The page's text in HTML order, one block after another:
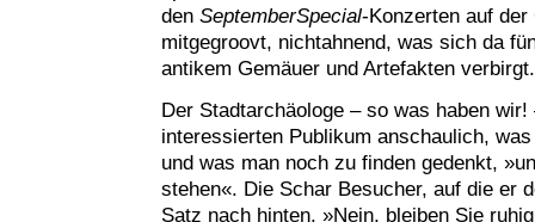
den SeptemberSpecial-Konzerten auf der
mitgegroovt, nichtahnend, was sich da
antikem Gemäuer und Artefakten verbirgt.
Der Stadtarchäologe – so was haben
interessierten Publikum anschaulich,
und was man noch zu finden gedenkt,
stehen«. Die Schar Besucher, auf die er
Satz nach hinten. »Nein, bleiben Sie